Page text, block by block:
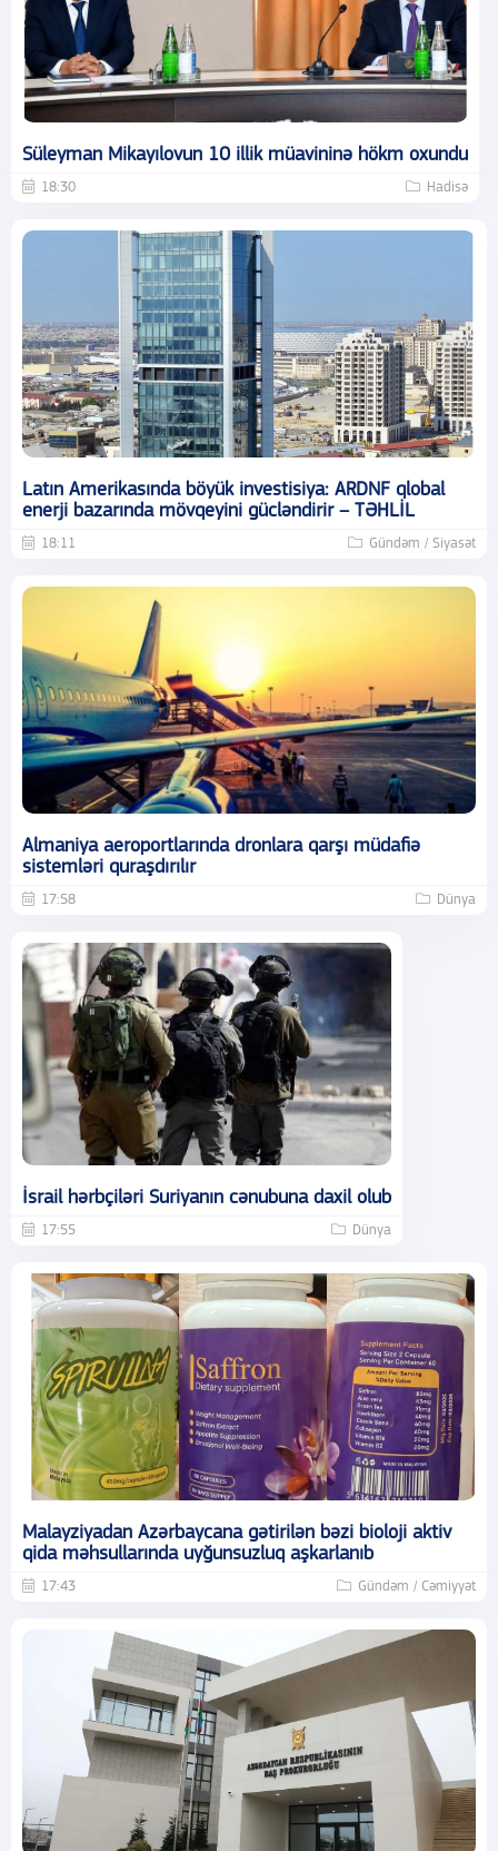
Süleyman Mikayılovun 10 illik müavininə hökm oxundu
18:30 Hadisə
Latın Amerikasında böyük investisiya: ARDNF qlobal
enerji bazarında mövqeyini gücləndirir – TƏHLİL
18:11 Gündəm / Siyasət
Almaniya aeroportlarında dronlara qarşı müdafiə
sistemləri quraşdırılır
17:58 Dünya
İsrail hərbçiləri Suriyanın cənubuna daxil olub
17:55 Dünya
Malayziyadan Azərbaycana gətirilən bəzi bioloji aktiv
qida məhsullarında uyğunsuzluq aşkarlanıb
17:43 Gündəm / Cəmiyyət